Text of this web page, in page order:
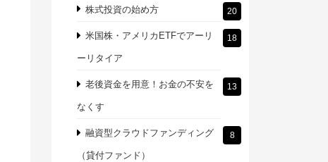
株式投資の始め方 20
米国株・アメリカETFでアーリ
ーリタイア
18
老後資金を用意！お金の不安を
なくす
13
融資型クラウドファンディング
（貸付ファンド）
8